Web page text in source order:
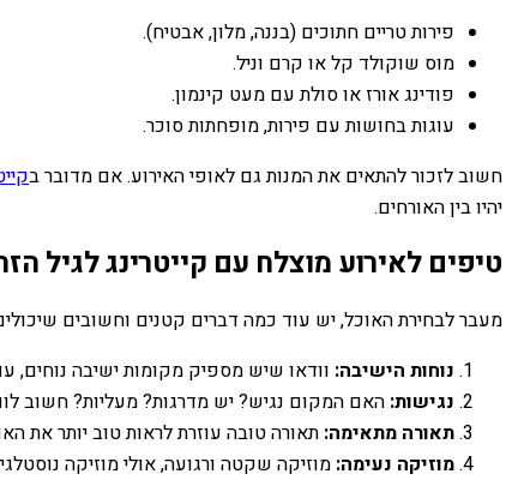
פירות טריים חתוכים (בננה, מלון, אבטיח).
מוס שוקולד קל או קרם וניל.
פודינג אורז או סולת עם מעט קינמון.
עוגות בחושות עם פירות, מופחתות סוכר.
חשוב לזכור להתאים את המנות גם לאופי האירוע. אם מדובר ב
יהיו בין האורחים.
טיפים לאירוע מוצלח עם קייטרינג לגיל
מעבר לבחירת האוכל, יש עוד כמה דברים קטנים וחשובים
נוחות הישיבה: וודאו שיש מספיק מקומות ישיבה נוחים,
נגישות: האם המקום נגיש? יש מדרגות? מעליות? חשוב
תאורה מתאימה: תאורה טובה עוזרת לראות טוב יותר את
מוזיקה נעימה: מוזיקה שקטה ורגועה, אולי מוזיקה